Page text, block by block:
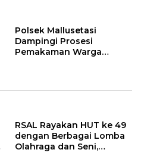
Polsek Mallusetasi
Dampingi Prosesi
Pemakaman Warga
RSAL Rayakan HUT ke 49
dengan Berbagai Lomba
Olahraga dan Seni,